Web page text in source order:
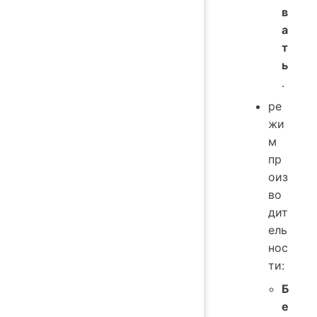
в
а
т
ь
.
ре
жи
м
пр
оиз
во
дит
ель
нос
ти:
Б
е